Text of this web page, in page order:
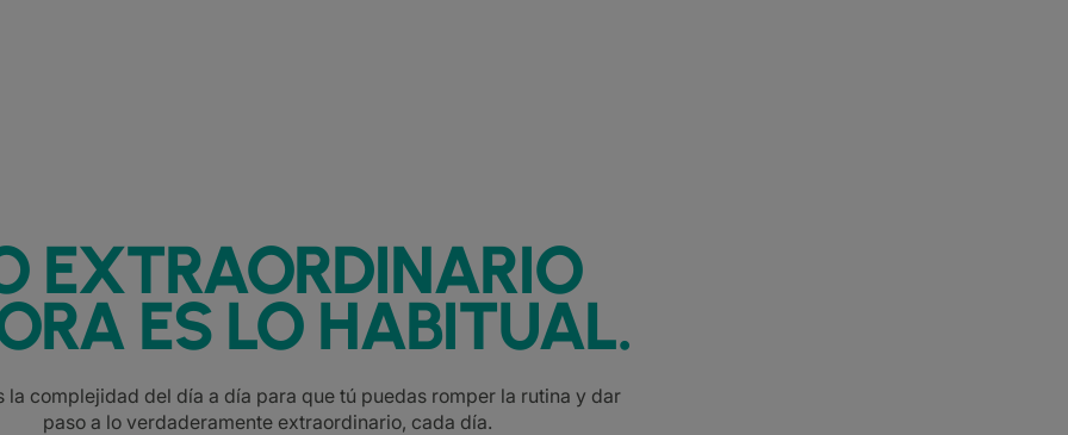
EXTRAORDINARIO
ES LO HABITUAL.
la complejidad del día a día para que tú puedas romper la rutina y dar
paso a lo verdaderamente extraordinario, cada día.